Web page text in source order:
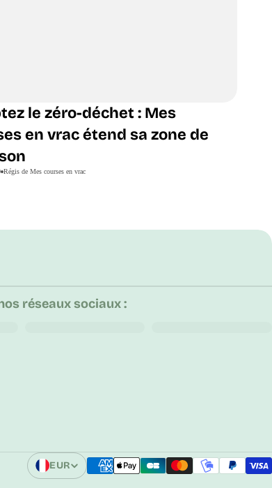
le zéro-déchet : Mes
en vrac étend sa zone de
Régis de Mes courses en vrac
réseaux sociaux :
Ouvrir Le Sélecteur De Région Et De Langue
EUR